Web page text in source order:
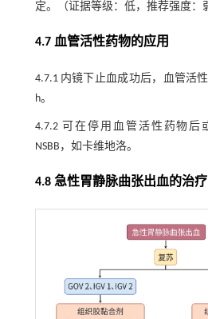
定。（证据等级：低，推荐强度：
4.7 血管活性药物的应用
4.7.1 内镜下止血成功后，血管活
h。
4.7.2 可在停用血管活性药物后
NSBB，如卡维地洛。
4.8 急性胃静脉曲张出血的治